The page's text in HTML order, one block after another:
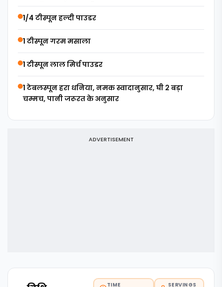
1/4 टीस्पून हल्दी पाउडर
1 टीस्पून गरम मसाला
1 टीस्पून लाल मिर्च पाउडर
1 टेबलस्पून हरा धनिया, नमक स्वादानुसार, घी 2 बड़ा
चम्मच, पानी जरूरत के अनुसार
TIME SERVINGS
ADVERTISEMENT